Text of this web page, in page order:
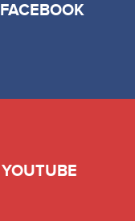
FACEBOOK
YOUTUBE